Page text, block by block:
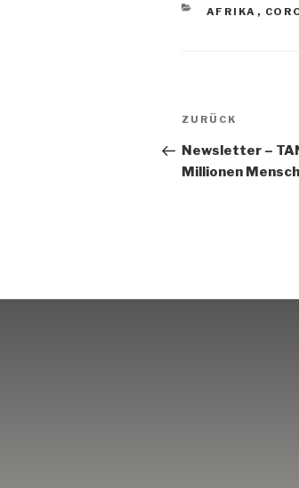
KATEGORIEN
AFRIKA ,
Beitrags-
Navigation
Vorheriger
ZURÜCK
Newsletter –
Millionen